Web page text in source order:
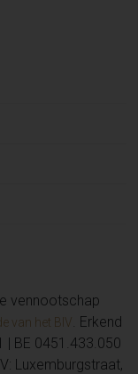
vennootschap
van het BIV
. Erkend
| BE 0451.433.050
Luxemburgstraat,